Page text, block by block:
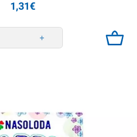
1,31€
(4 стіки по 6г) перлова суміш Nasoloda